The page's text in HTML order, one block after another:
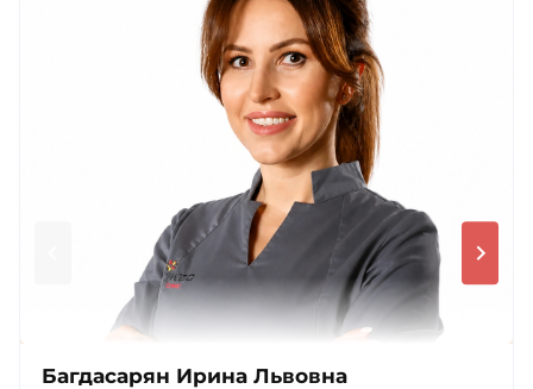
Багдасарян Ирина Львовна